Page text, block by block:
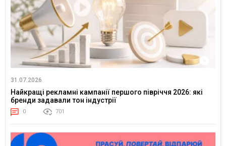
31.07.2026
Найкращі рекламні кампанії першого півріччя 2026: які
бренди задавали тон індустрії
0 701